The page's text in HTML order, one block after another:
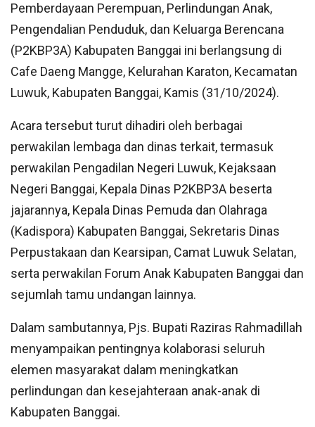
Pemberdayaan Perempuan, Perlindungan Anak,
Pengendalian Penduduk, dan Keluarga Berencana
(P2KBP3A) Kabupaten Banggai ini berlangsung di
Cafe Daeng Mangge, Kelurahan Karaton, Kecamatan
Luwuk, Kabupaten Banggai, Kamis (31/10/2024).
Acara tersebut turut dihadiri oleh berbagai
perwakilan lembaga dan dinas terkait, termasuk
perwakilan Pengadilan Negeri Luwuk, Kejaksaan
Negeri Banggai, Kepala Dinas P2KBP3A beserta
jajarannya, Kepala Dinas Pemuda dan Olahraga
(Kadispora) Kabupaten Banggai, Sekretaris Dinas
Perpustakaan dan Kearsipan, Camat Luwuk Selatan,
serta perwakilan Forum Anak Kabupaten Banggai dan
sejumlah tamu undangan lainnya.
Dalam sambutannya, Pjs. Bupati Raziras Rahmadillah
menyampaikan pentingnya kolaborasi seluruh
elemen masyarakat dalam meningkatkan
perlindungan dan kesejahteraan anak-anak di
Kabupaten Banggai.